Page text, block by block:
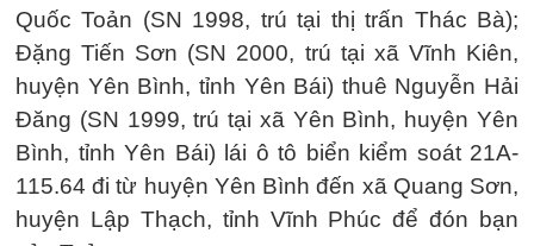
Quốc Toản (SN 1998, trú tại thị trấn Thác Bà);
Đặng Tiến Sơn (SN 2000, trú tại xã Vĩnh Kiên,
huyện Yên Bình, tỉnh Yên Bái) thuê Nguyễn Hải
Đăng (SN 1999, trú tại xã Yên Bình, huyện Yên
Bình, tỉnh Yên Bái) lái ô tô biển kiểm soát 21A-
115.64 đi từ huyện Yên Bình đến xã Quang Sơn,
huyện Lập Thạch, tỉnh Vĩnh Phúc để đón bạn